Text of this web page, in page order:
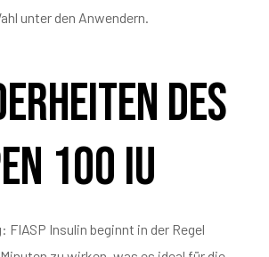
unter den Anwendern.
des
100 IU
FIASP Insulin beginnt in der Regel